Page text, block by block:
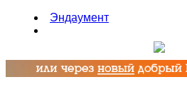
Эндаумент